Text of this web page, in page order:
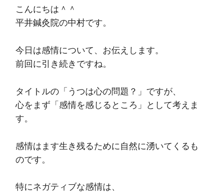
こんにちは＾＾
平井鍼灸院の中村です。
今日は感情について、お伝えします。
前回に引き続きですね。
タイトルの「うつは心の問題？」ですが、
心をまず「感情を感じるところ」として考えま
す。
感情はます生き残るために自然に湧いてくるも
のです。
特にネガティブな感情は、